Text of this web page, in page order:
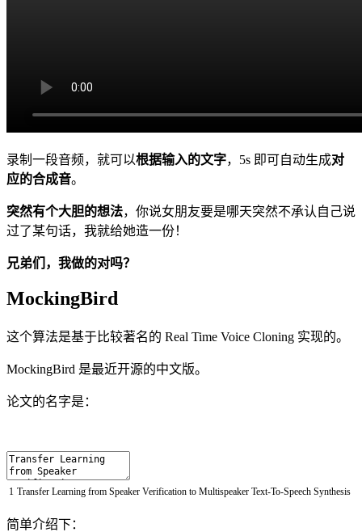
录制一段音频，就可以根据输入的文字，5s 即可自动生成对
应的合成音。
突然有个大胆的想法，你说女朋友要是哪天突然不承认自己说
过了某句话，我就给她造一份！
兄弟们，我做的对吗？
MockingBird
这个算法是基于比较著名的 Real Time Voice Cloning 实现的。
MockingBird 是最近开源的中文版。
论文的名字是：
1 Transfer Learning from Speaker Verification to Multispeaker Text-To-Speech Synthesis
简单介绍下：